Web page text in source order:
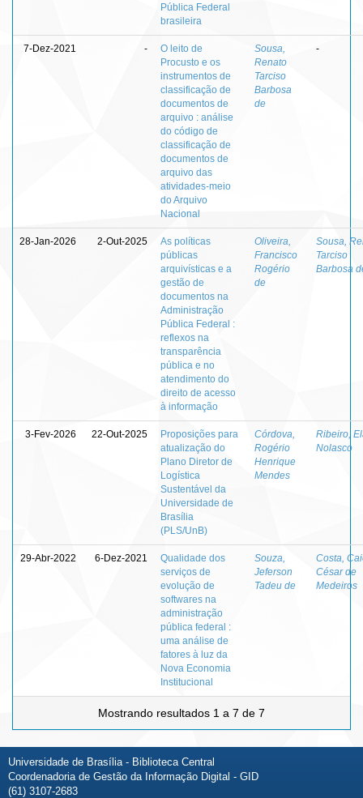
Pública Federal
brasileira
7-Dez-2021 -
O leito de
Procusto e os
instrumentos de
classificação de
documentos de
arquivo : análise
do código de
classificação de
documentos de
arquivo das
atividades-meio
do Arquivo
Nacional
Sousa,
Renato
Tarciso
Barbosa
de
-
28-Jan-2026 2-Out-2025
As políticas
públicas
arquivísticas e a
gestão de
documentos na
Administração
Pública Federal :
reflexos na
transparência
pública e no
atendimento do
direito de acesso
à informação
Oliveira,
Francisco
Rogério
de
Sousa,
Tarciso
Barbosa
3-Fev-2026 22-Out-2025
Proposições para
atualização do
Plano Diretor de
Logística
Sustentável da
Universidade de
Brasília
(PLS/UnB)
Córdova,
Rogério
Henrique
Mendes
Ribeiro,
Nolasco
29-Abr-2022 6-Dez-2021
Qualidade dos
serviços de
evolução de
softwares na
administração
pública federal :
uma análise de
fatores à luz da
Nova Economia
Institucional
Souza,
Jeferson
Tadeu de
Costa,
César de
Medeiros
Mostrando resultados 1 a 7 de 7
Universidade de Brasília - Biblioteca Central
Coordenadoria de Gestão da Informação Digital - GID
(61) 3107-2683